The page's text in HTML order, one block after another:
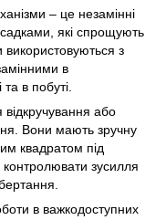
– це незамінні
які спрощують
з
в
та в побуті.
або
Вони мають зручну
квадратом під
контролювати зусилля
в важкодоступних